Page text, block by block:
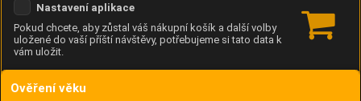
Nastavení aplikace
Pokud chcete, aby zůstal váš nákupní košík a další volby
uložené do vaší příští návštěvy, potřebujeme si tato data k
vám uložit.
Anonymní unikátní ID
Ověření věku